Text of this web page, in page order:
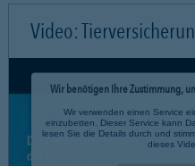
Video:
Wir benötigen Ihre Zustimmung,
Wir verwenden einen Service
einzubetten. Dieser Service kann
lesen Sie die Details durch und
dieses